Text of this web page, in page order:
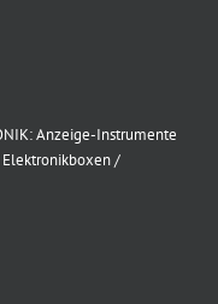
Anzeige-Instrumente
Elektronikboxen /